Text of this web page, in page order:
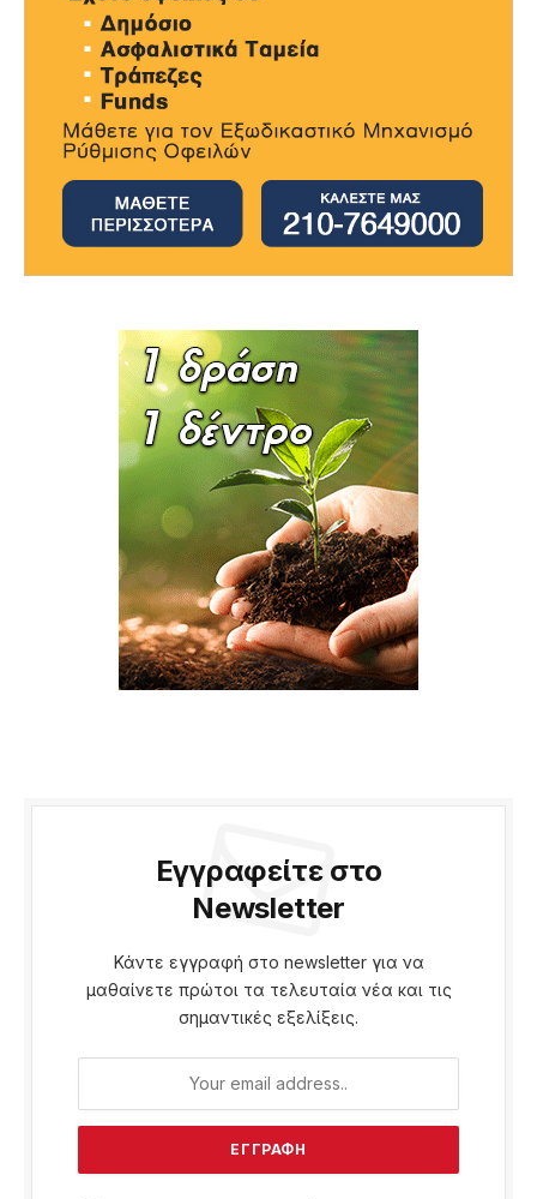
Εγγραφείτε στο
Newsletter
Κάντε εγγραφή στο newsletter για να
μαθαίνετε πρώτοι τα τελευταία νέα και τις
σημαντικές εξελίξεις.